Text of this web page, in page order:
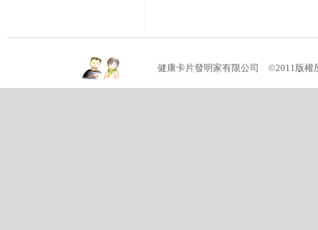
健康卡片發明家有限公司 ©2011版權